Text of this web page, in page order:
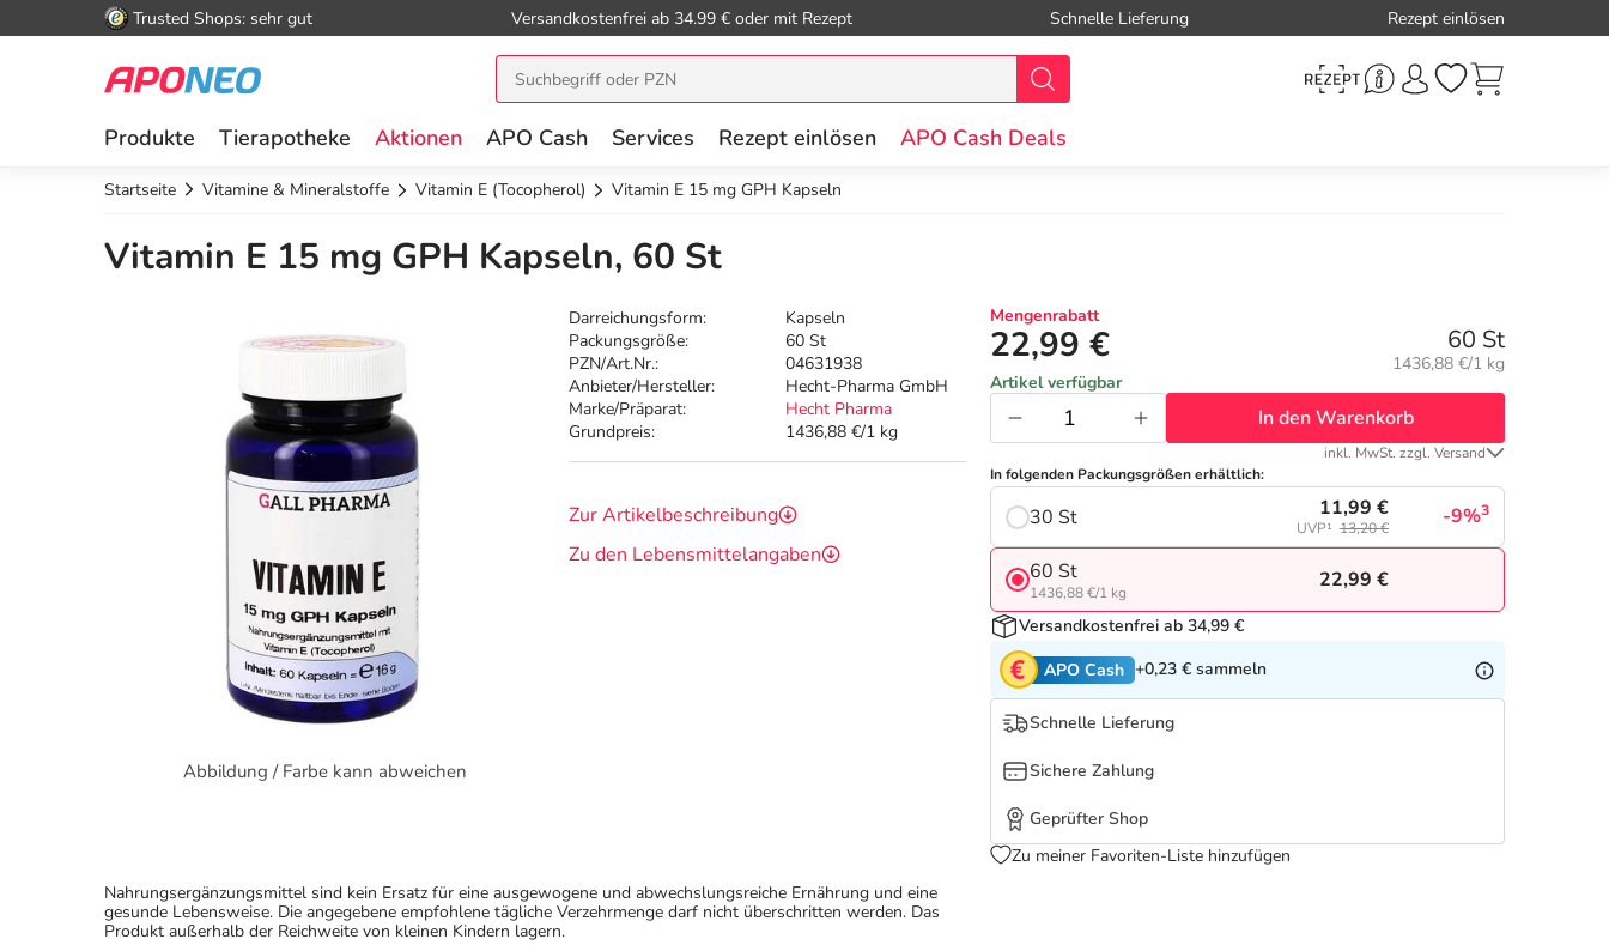
Trusted Shops: sehr gut Versandkostenfrei ab 34.99 € oder mit Rezept Schnelle Lieferung Rezept einlösen
Produkte Tierapotheke Aktionen APO Cash Services Rezept einlösen APO Cash Deals
Startseite Vitamine & Mineralstoffe Vitamin E (Tocopherol) Vitamin E 15 mg GPH Kapseln
Vitamin E 15 mg GPH Kapseln, 60 St
Abbildung / Farbe kann abweichen
Darreichungsform:
Kapseln
Packungsgröße:
60 St
PZN/Art.Nr.:
04631938
Anbieter/Hersteller:
Hecht-Pharma GmbH
Marke/Präparat:
Hecht Pharma
Grundpreis:
1436,88 €/1 kg
Zur Artikelbeschreibung
Zu den Lebensmittelangaben
Mengenrabatt
22,99 € 60 St
Grundpreis:
1436,88 €/1 kg
Artikel verfügbar
In den Warenkorb
inkl. MwSt. zzgl. Versand
In folgenden Packungsgrößen erhältlich:
30 St 11,99 €
UVP¹ 13,20 € -9%3
60 St
1436,88 €/1 kg
22,99 €
Versandkostenfrei ab 34,99 €
APO Cash +0,23 € sammeln
Schnelle Lieferung
Sichere Zahlung
Geprüfter Shop
Zu meiner Favoriten-Liste hinzufügen
Nahrungsergänzungsmittel sind kein Ersatz für eine ausgewogene und abwechslungsreiche Ernährung und eine
gesunde Lebensweise. Die angegebene empfohlene tägliche Verzehrmenge darf nicht überschritten werden. Das
Produkt außerhalb der Reichweite von kleinen Kindern lagern.